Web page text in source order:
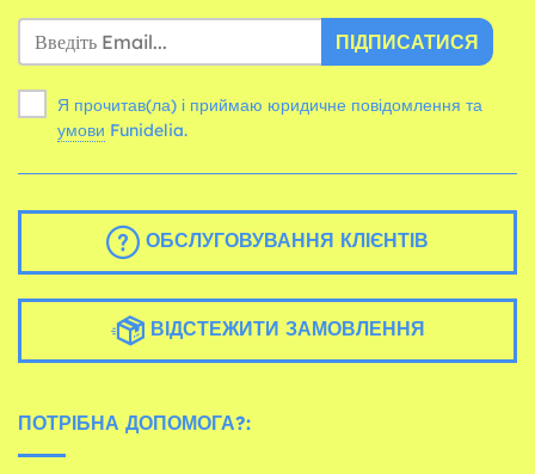
ПІДПИСАТИСЯ
Я прочитав(ла) і приймаю юридичне повідомлення та
умови Funidelia.
ОБСЛУГОВУВАННЯ КЛІЄНТІВ
ВІДСТЕЖИТИ ЗАМОВЛЕННЯ
ПОТРІБНА ДОПОМОГА?: